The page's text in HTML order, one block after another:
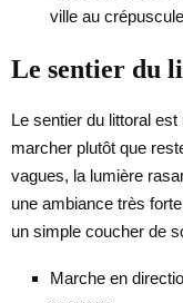
ville au
Le sentier du
Le sentier du littoral
marcher plutôt que
vagues, la lumière
une ambiance très
un simple coucher de
Marche en